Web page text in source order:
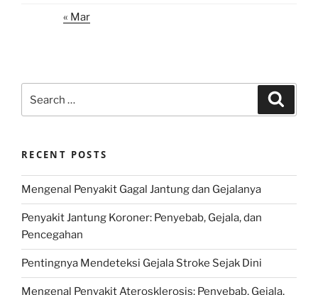
« Mar
for:
RECENT POSTS
Mengenal Penyakit Gagal Jantung dan Gejalanya
Penyakit Jantung Koroner: Penyebab, Gejala, dan
Pencegahan
Pentingnya Mendeteksi Gejala Stroke Sejak Dini
Mengenal Penyakit Aterosklerosis: Penyebab, Gejala,